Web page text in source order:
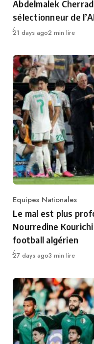
Abdelmalek
sélectionneur de
Publié
21 days ago2 min lire
Category
Equipes Nationales
Le mal est plus
Nourredine
football algérien
Publié
27 days ago3 min lire